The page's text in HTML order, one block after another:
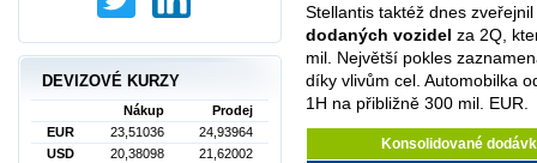
Stellantis taktéž dnes
dodaných vozidel za 2Q,
mil. Největší pokles
díky vlivům cel. Automobilka
1H na přibližně 300 mil. EUR.
Konsolidované
DEVIZOVÉ KURZY
Nákup
Prodej
EUR
23,51036
24,93964
USD
20,38098
21,62002